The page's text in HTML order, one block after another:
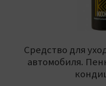
Средство для
автомобиля.